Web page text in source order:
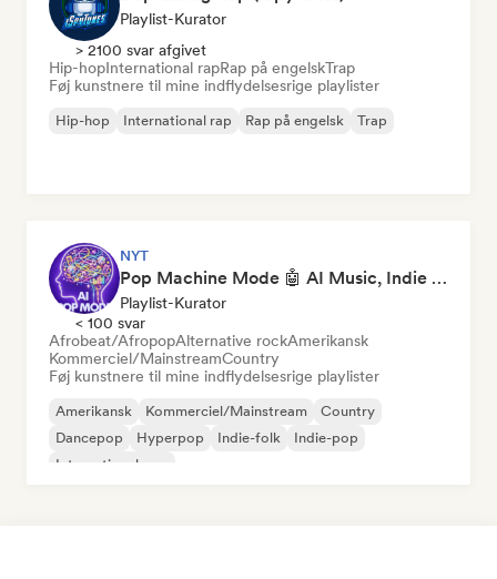
Playlist-Kurator
> 2100 svar afgivet
Hip-hopInternational rapRap på engelskTrap
Føj kunstnere til mine indflydelsesrige playlister
Hip-hop International rap Rap på engelsk Trap
NYT
Pop Machine Mode 🤖 AI Music, Indie Pop & Dream Pop
Playlist-Kurator
< 100 svar
Afrobeat/AfropopAlternative rockAmerikansk
Kommerciel/MainstreamCountry
Føj kunstnere til mine indflydelsesrige playlister
Amerikansk Kommerciel/Mainstream
Country
Dancepop
Hyperpop Indie-folk
Indie-pop
International pop